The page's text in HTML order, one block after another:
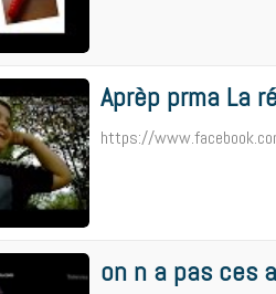
Aprèp prma La
https://
on n a pas ces